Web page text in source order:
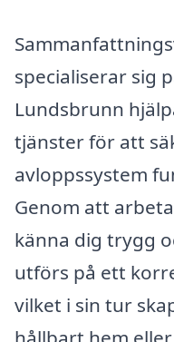
specialiserar sig
Lundsbrunn
tjänster för att
avloppssystem
Genom att
känna dig trygg
utförs på ett
vilket i sin tur